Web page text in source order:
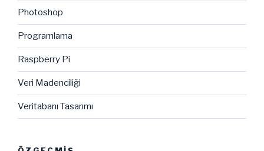
Photoshop
Programlama
Raspberry Pi
Veri Madenciliği
Veritabanı Tasarımı